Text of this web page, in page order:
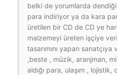
belki de yorumlarda
para indiriyor ya da kara
üretilen bir CD de CD ye
malzemeyi üreten işçiye
tasarımını yapan
,beste , müzik, aranjman,
aldığı para, ulaşım , lojistik,